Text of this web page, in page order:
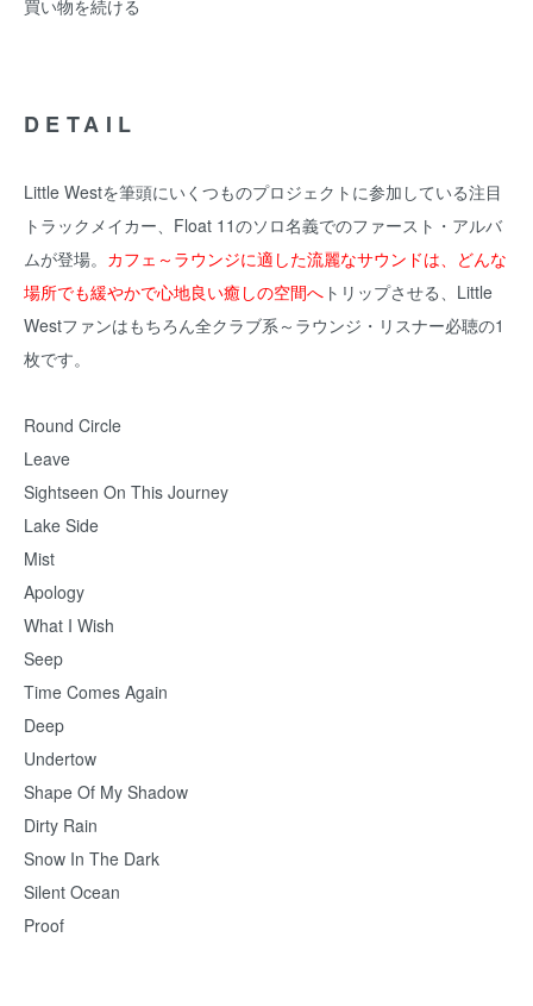
買い物を続ける
DETAIL
Little Westを筆頭にいくつものプロジェクトに参加している注目
トラックメイカー、Float 11のソロ名義でのファースト・アルバ
ムが登場。 カフェ～ラウンジに適した流麗なサウンドは、どんな
場所でも緩やかで心地良い癒しの空間へ トリップさせる、Little
Westファンはもちろん全クラブ系～ラウンジ・リスナー必聴の1
枚です。
Round Circle
Leave
Sightseen On This Journey
Lake Side
Mist
Apology
What I Wish
Seep
Time Comes Again
Deep
Undertow
Shape Of My Shadow
Dirty Rain
Snow In The Dark
Silent Ocean
Proof